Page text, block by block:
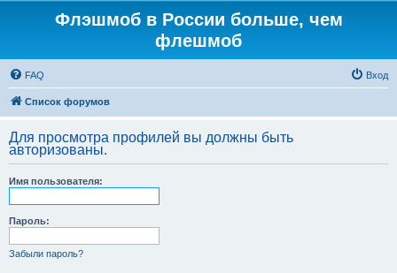
Флэшмоб в России больше, чем
флешмоб
FAQ Вход
Список форумов
Для просмотра профилей вы должны быть
авторизованы.
Имя пользователя:
Пароль:
Забыли пароль?